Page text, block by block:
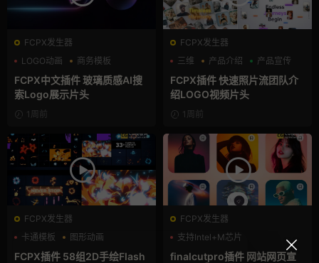
FCPX发生器
LOGO动画
商务模板
支持Intel+M芯片
FCPX中文插件 玻璃质感AI搜
索Logo展示片头
1周前
FCPX发生器
三维
产品介绍 产品宣传
FCPX插件 快速照片流团队介
绍LOGO视频片头
1周前
FCPX发生器
卡通模板
图形动画
手绘风
FCPX插件 58组2D手绘Flash
FCPX发生器
支持Intel+M芯片
finalcutpro插件 网站网页宣